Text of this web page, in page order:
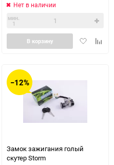
Нет в наличии
мин.
1
Добавить
В корзину
−12%
Замок зажигания голый
скутер Storm